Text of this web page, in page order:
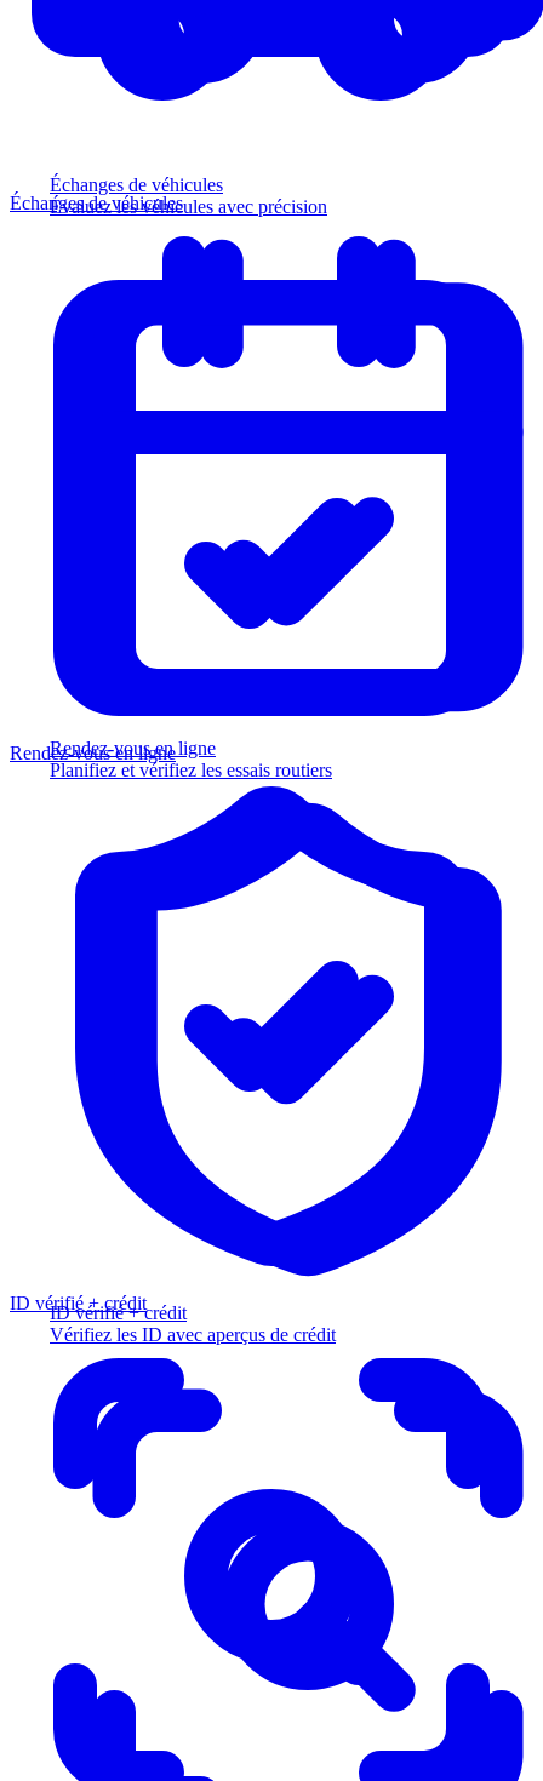
Échanges de véhicules
Évaluez les véhicules avec précision
Rendez-vous en ligne
Planifiez et vérifiez les essais routiers
ID vérifié + crédit
Vérifiez les ID avec aperçus de crédit
Échanges de véhicules
Rendez-vous en ligne
ID vérifié + crédit